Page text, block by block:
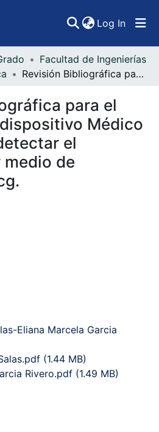
Log In
Facultad de Ingenierías
Revisión Bibliográfica para el Diseño de un dispositivo Médico Portátil para detectar el embarazo por medio de hormonas Bhcg.
para el
Médico
el
de
Eliana Marcela Garcia
(1.44 MB)
Rivero.pdf (1.49 MB)